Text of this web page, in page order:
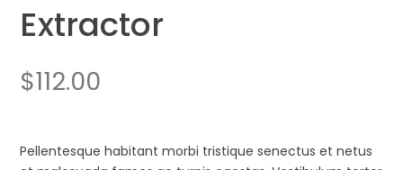
Extractor
$112.00
Pellentesque habitant morbi tristique senectus et netus